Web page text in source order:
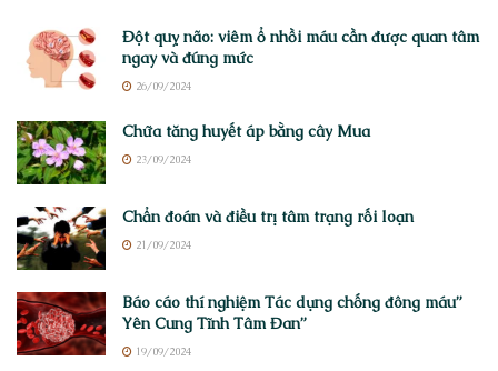
Đột quỵ não: viêm ổ nhồi máu cần được quan tâm
ngay và đúng mức
26/09/2024
Chữa tăng huyết áp bằng cây Mua
23/09/2024
Chẩn đoán và điều trị tâm trạng rối loạn
21/09/2024
Báo cáo thí nghiệm Tác dụng chống đông máu”
Yên Cung Tĩnh Tâm Đan”
19/09/2024